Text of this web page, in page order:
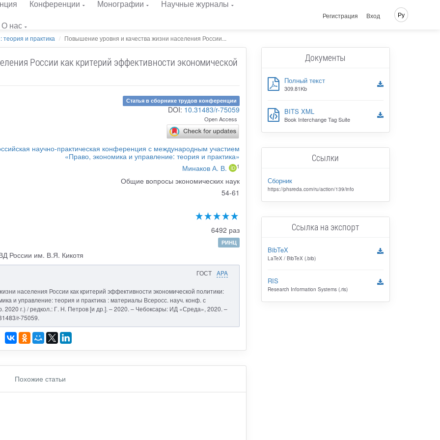
Конференции Монографии
Научные журналы
О нас
Регистрация Вход Ру
и практика Повышение уровня и качества жизни населения России...
России как критерий эффективности экономической
Статья в сборнике трудов конференции
DOI:10.31483/r-75059
Open Access
научно-практическая конференция с международным участием
«Право, экономика и управление: теория и практика»
Минаков А. В.
1
Общие вопросы экономических наук
54-61
6492 раз
РИНЦ
России им. В.Я. Кикотя
ГОСТ APA
населения России как критерий эффективности экономической политики:
и управление: теория и практика : материалы Всеросс. науч. конф. с
г.) / редкол.: Г. Н. Петров [и др.]. – 2020. – Чебоксары: ИД «Среда», 2020. –
r-75059.
Похожие статьи
Документы
Полный текст
309.81Kb
BITS XML
Book Interchange Tag Suite
Ссылки
Сборник
https://phsreda.com/ru/action/139/info
Ссылка на экспорт
BibTeX
LaTeX / BibTeX (.bib)
RIS
Research Information Systems (.ris)